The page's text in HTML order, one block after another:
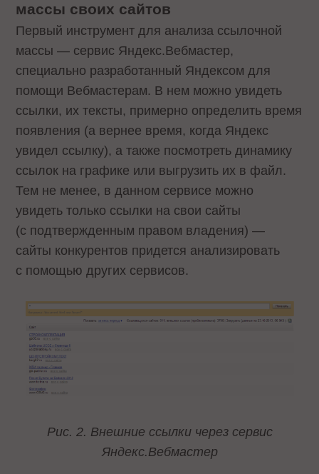
массы своих сайтов
Первый инструмент для анализа ссылочной
массы — сервис Яндекс.Вебмастер,
специально разработанный Яндексом для
помощи Вебмастерам. В нем можно увидеть
ссылки, их тексты, примерно определить время
появления (а вернее время, когда Яндекс
увидел ссылку), а также посмотреть динамику
ссылок на графике или выгрузить их в файл.
Тем не менее, в данном сервисе можно
увидеть только ссылки на свои сайты
(с подтвержденным правом владения) —
сайты конкурентов придется анализировать
с помощью других сервисов.
Рис. 2. Внешние ссылки через сервис
Яндекс.Вебмастер